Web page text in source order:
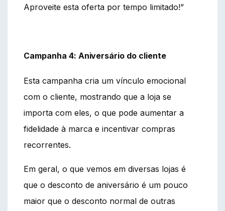
Aproveite esta oferta por tempo limitado!”
Campanha 4: Aniversário do cliente
Esta campanha cria um vínculo emocional
com o cliente, mostrando que a loja se
importa com eles, o que pode aumentar a
fidelidade à marca e incentivar compras
recorrentes.
Em geral, o que vemos em diversas lojas é
que o desconto de aniversário é um pouco
maior que o desconto normal de outras